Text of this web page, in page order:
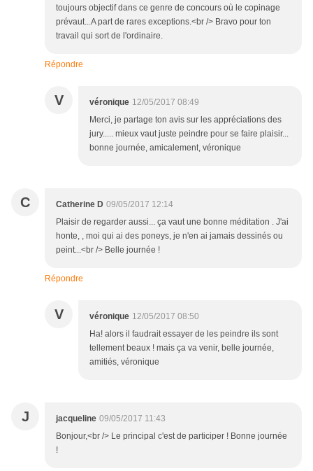
toujours objectif dans ce genre de concours où le copinage
prévaut...A part de rares exceptions.<br /> Bravo pour ton
travail qui sort de l'ordinaire.
Répondre
V véronique 12/05/2017 08:49
Merci, je partage ton avis sur les appréciations des
jury..... mieux vaut juste peindre pour se faire plaisir...
bonne journée, amicalement, véronique
C Catherine D 09/05/2017 12:14
Plaisir de regarder aussi... ça vaut une bonne méditation . J'ai
honte, , moi qui ai des poneys, je n'en ai jamais dessinés ou
peint...<br /> Belle journée !
Répondre
V véronique 12/05/2017 08:50
Ha! alors il faudrait essayer de les peindre ils sont
tellement beaux ! mais ça va venir, belle journée,
amitiés, véronique
J jacqueline 09/05/2017 11:43
Bonjour,<br /> Le principal c'est de participer ! Bonne journée
!